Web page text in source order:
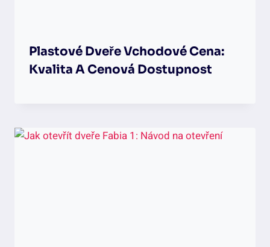
Plastové Dveře Vchodové Cena:
Kvalita A Cenová Dostupnost